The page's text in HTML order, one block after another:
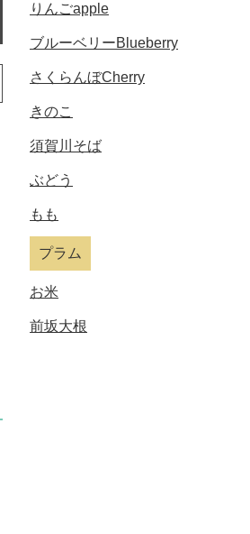
りんごapple
ブルーベリーBlueberry
さくらんぼCherry
きのこ
須賀川そば
ぶどう
もも
プラム
お米
前坂大根